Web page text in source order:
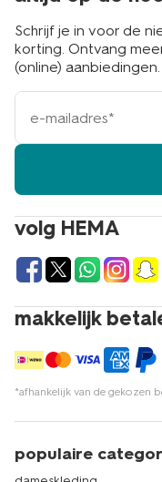
volg HEMA
makkelijk
*afhankelijk van de gekozen
Schrijf je in voor de
korting. Ontvang
(online)
e-
mailadres
populaire